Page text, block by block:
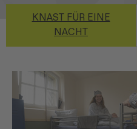
KNAST FÜR EINE
NACHT